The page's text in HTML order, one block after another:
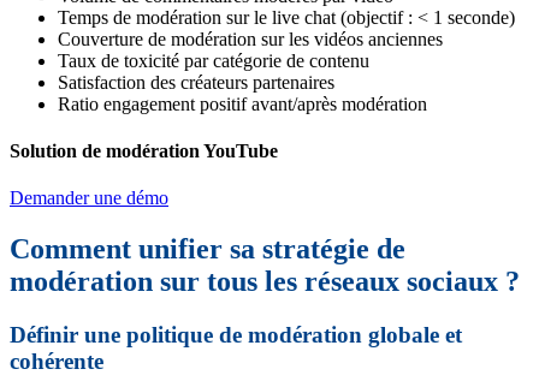
Temps de modération sur le live chat (objectif : < 1 seconde)
Couverture de modération sur les vidéos anciennes
Taux de toxicité par catégorie de contenu
Satisfaction des créateurs partenaires
Ratio engagement positif avant/après modération
Solution de modération YouTube
Demander une démo
Comment unifier sa stratégie de
modération sur tous les réseaux sociaux ?
Définir une politique de modération globale et
cohérente